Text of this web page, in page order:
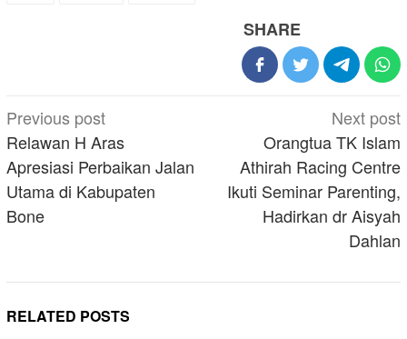
SHARE
Post
navigation
Previous post
Relawan H Aras
Apresiasi Perbaikan Jalan
Utama di Kabupaten
Bone
Next post
Orangtua TK Islam
Athirah Racing Centre
Ikuti Seminar Parenting,
Hadirkan dr Aisyah
Dahlan
RELATED POSTS